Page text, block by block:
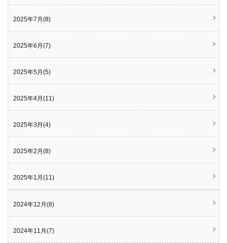
2025年7月(8)
2025年6月(7)
2025年5月(5)
2025年4月(11)
2025年3月(4)
2025年2月(8)
2025年1月(11)
2024年12月(8)
2024年11月(7)